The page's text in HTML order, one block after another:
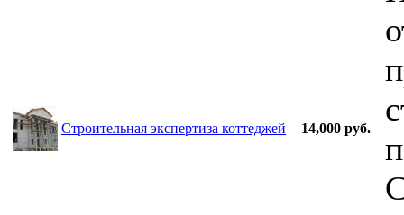
Строительная экспертиза коттеджей 14,000 руб.